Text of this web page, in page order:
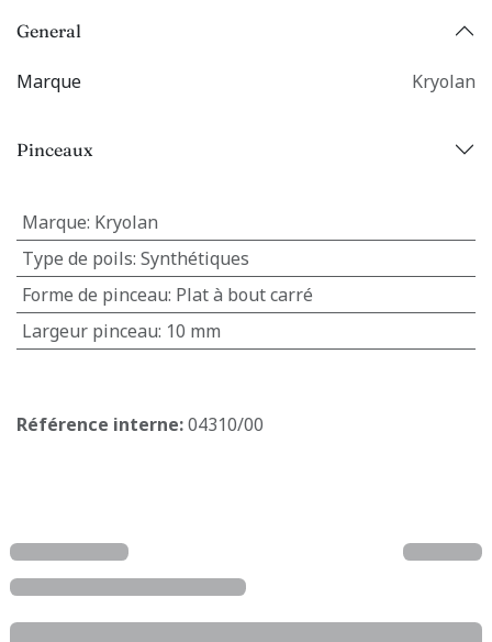
General
Marque Kryolan
Pinceaux
Marque: Kryolan
Type de poils: Synthétiques
Forme de pinceau: Plat à bout carré
Largeur pinceau: 10 mm
Référence interne:04310/00